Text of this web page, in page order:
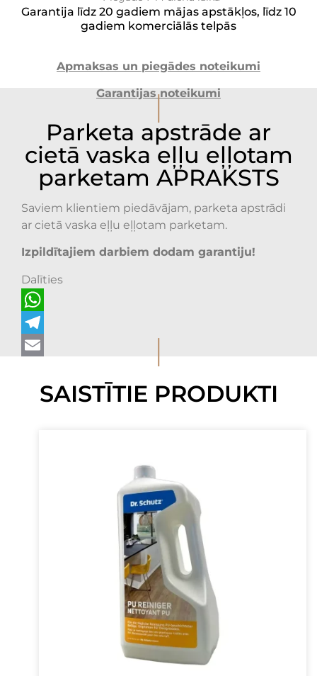
Garantija līdz 20 gadiem mājas apstākļos, līdz 10
gadiem komerciālās telpās
Apmaksas un piegādes noteikumi
Garantijas noteikumi
I
Parketa apstrāde ar
cietā vaska eļļu eļļotam
parketam APRAKSTS
Saviem klientiem piedāvājam, parketa apstrādi
ar cietā vaska eļļu eļļotam parketam.
Izpildītajiem darbiem dodam garantiju!
Dalīties
WhatsApp
Telegram
I
SAISTĪTIE PRODUKTI